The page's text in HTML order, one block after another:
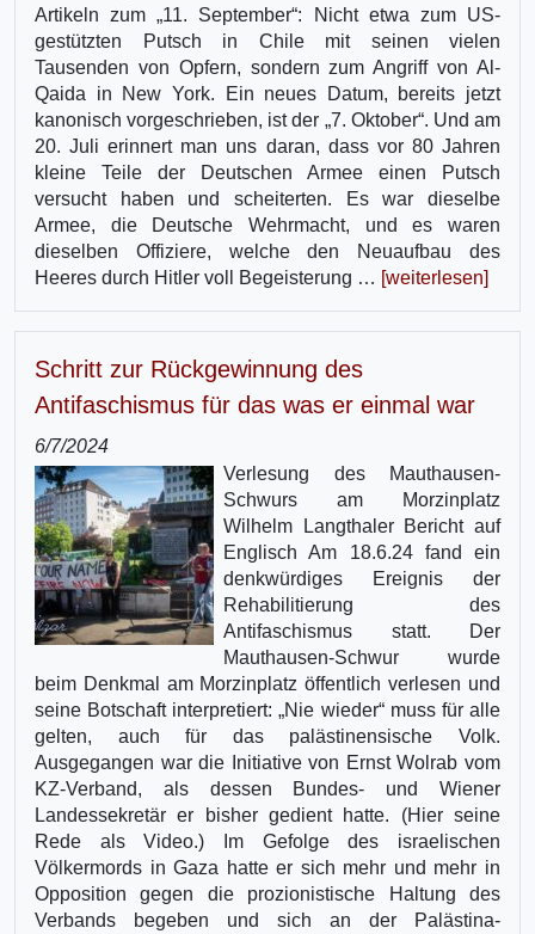
Artikeln zum „11. September“: Nicht etwa zum US-
gestützten Putsch in Chile mit seinen vielen
Tausenden von Opfern, sondern zum Angriff von Al-
Qaida in New York. Ein neues Datum, bereits jetzt
kanonisch vorgeschrieben, ist der „7. Oktober“. Und am
20. Juli erinnert man uns daran, dass vor 80 Jahren
kleine Teile der Deutschen Armee einen Putsch
versucht haben und scheiterten. Es war dieselbe
Armee, die Deutsche Wehrmacht, und es waren
dieselben Offiziere, welche den Neuaufbau des
Heeres durch Hitler voll Begeisterung … [weiterlesen]
Schritt zur Rückgewinnung des
Antifaschismus für das was er einmal war
6/7/2024
Verlesung des Mauthausen-
Schwurs am Morzinplatz
Wilhelm Langthaler Bericht auf
Englisch Am 18.6.24 fand ein
denkwürdiges Ereignis der
Rehabilitierung des
Antifaschismus statt. Der
Mauthausen-Schwur wurde
beim Denkmal am Morzinplatz öffentlich verlesen und
seine Botschaft interpretiert: „Nie wieder“ muss für alle
gelten, auch für das palästinensische Volk.
Ausgegangen war die Initiative von Ernst Wolrab vom
KZ-Verband, als dessen Bundes- und Wiener
Landessekretär er bisher gedient hatte. (Hier seine
Rede als Video.) Im Gefolge des israelischen
Völkermords in Gaza hatte er sich mehr und mehr in
Opposition gegen die prozionistische Haltung des
Verbands begeben und sich an der Palästina-